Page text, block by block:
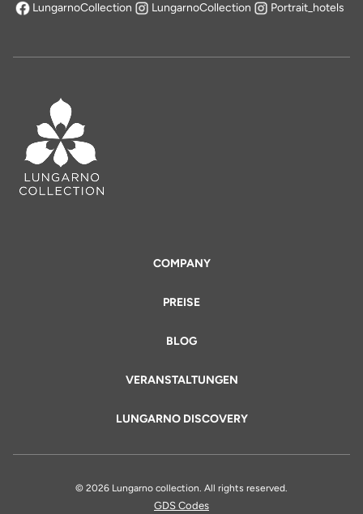
COMPANY
PREISE
BLOG
VERANSTALTUNGEN
LUNGARNO DISCOVERY
LungarnoCollection
öffnet sich in einem neuen Tab
LungarnoCollection Portrait_hotels
© 2026 Lungarno collection. All rights reserved.
GDS Codes